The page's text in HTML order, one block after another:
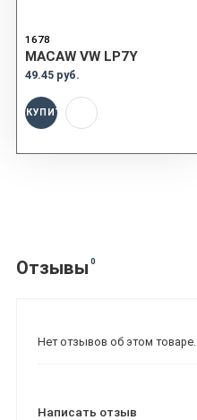
1678
MACAW VW LP7Y
49.45 руб.
КУПИТЬ
Отзывы 0
Нет отзывов об этом товаре.
Написать отзыв